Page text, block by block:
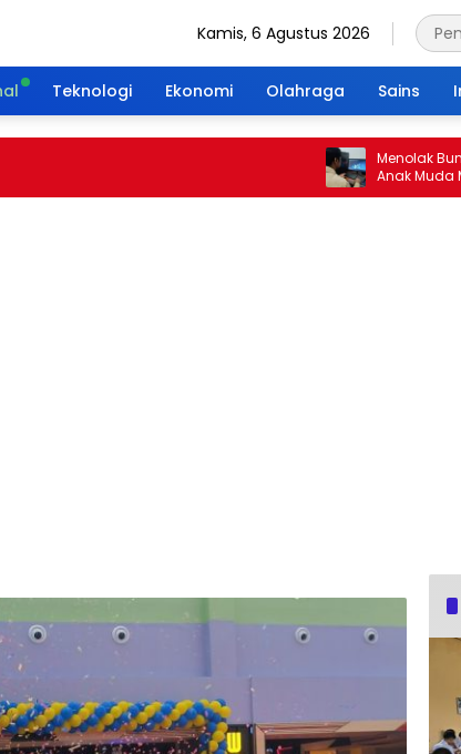
Kamis, 6 Agustus 2026
Teknologi Ekonomi Olahraga Sains
Menolak Bumi
Anak Muda
Portal Waktu